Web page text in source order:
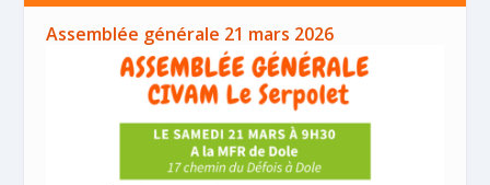
Assemblée générale 21 mars 2026